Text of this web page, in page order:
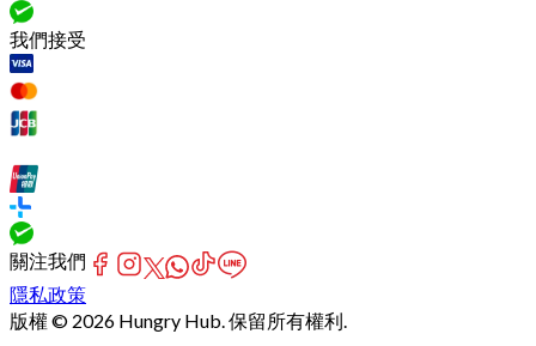
我們接受
關注我們
隱私政策
版權 © 2026 Hungry Hub. 保留所有權利.